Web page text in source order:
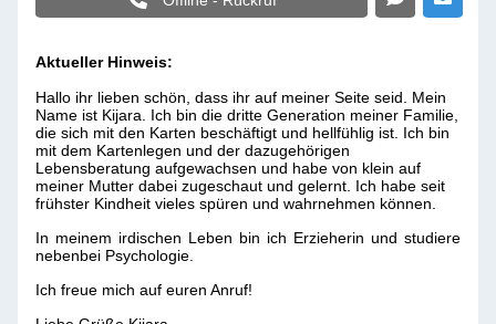
Aktueller Hinweis:
Hallo ihr lieben schön, dass ihr auf meiner Seite seid. Mein
Name ist Kijara. Ich bin die dritte Generation meiner Familie,
die sich mit den Karten beschäftigt und hellfühlig ist. Ich bin
mit dem Kartenlegen und der dazugehörigen
Lebensberatung aufgewachsen und habe von klein auf
meiner Mutter dabei zugeschaut und gelernt. Ich habe seit
frühster Kindheit vieles spüren und wahrnehmen können.
In meinem irdischen Leben bin ich Erzieherin und studiere
nebenbei Psychologie.
Ich freue mich auf euren Anruf!